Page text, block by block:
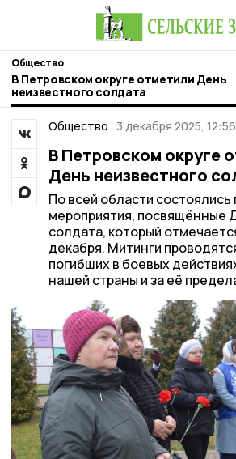
Общество
В Петровском округе отметили День
неизвестного солдата
Общество 3 декабря 2025, 12:56
В Петровском округе
День неизвестного
По всей области
мероприятия, посвящённые
солдата, который
декабря. Митинги
погибших в боевых
нашей страны и за её